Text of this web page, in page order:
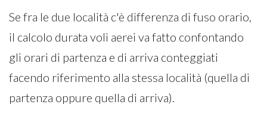
Se fra le due località c'è differenza di fuso orario,
il calcolo durata voli aerei va fatto confontando
gli orari di partenza e di arriva conteggiati
facendo riferimento alla stessa località (quella di
partenza oppure quella di arriva).